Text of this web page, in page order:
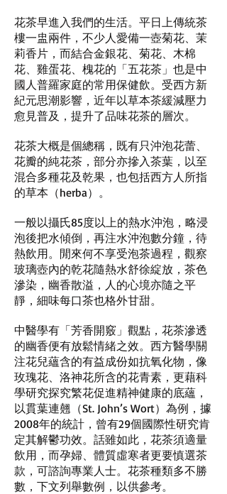
花茶早進入我們的生活。平日上傳統茶
樓一盅兩件，不少人愛備一壺菊花、茉
莉香片，而結合金銀花、菊花、木棉
花、雞蛋花、槐花的「五花茶」也是中
國人普羅家庭的常用保健飲。受西方新
紀元思潮影響，近年以草本茶緩減壓力
愈見普及，提升了品味花茶的層次。
花茶大概是個總稱，既有只沖泡花蕾、
花瓣的純花茶，部分亦摻入茶葉，以至
混合多種花及乾果，也包括西方人所指
的草本（herba）。
一般以攝氏85度以上的熱水沖泡，略浸
泡後把水傾倒，再注水沖泡數分鐘，待
熱飲用。閒來何不享受泡茶過程，觀察
玻璃壺內的乾花隨熱水舒徐綻放，茶色
滲染，幽香散溢，人的心境亦隨之平
靜，細味每口茶也格外甘甜。
中醫學有「芳香開竅」觀點，花茶滲透
的幽香便有放鬆情緒之效。西方醫學關
注花兒蘊含的有益成份如抗氧化物，像
玫瑰花、洛神花所含的花青素，更藉科
學研究探究繁花促進精神健康的底蘊，
以貫葉連翹（St. John’s Wort）為例，據
2008年的統計，曾有29個國際性研究肯
定其解鬱功效。話雖如此，花茶須適量
飲用，而孕婦、體質虛寒者更要慎選茶
款，可諮詢專業人士。花茶種類多不勝
數，下文列舉數例，以供參考。